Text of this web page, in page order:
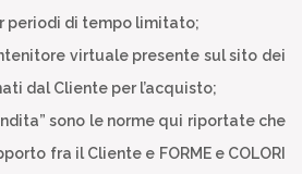
periodi di tempo limitato;
virtuale presente sul sito dei
dal Cliente per l’acquisto;
sono le norme qui riportate che
fra il Cliente e FORME e COLORI